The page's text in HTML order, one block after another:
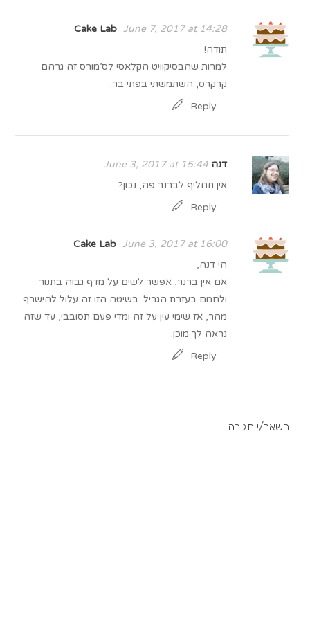
Cake Lab June 7, 2017 at 14:28
תודה!
למרות שהבסיקוויט הקלאסי לס’מורס זה גרהם
קרקרס, השתמשתי בפתי בר.
Reply
דנה June 3, 2017 at 15:44
אין תחליף לברנר פה, נכון?
Reply
Cake Lab June 3, 2017 at 16:00
הי דנה,
אם אין ברנר, אפשר לשים על מדף גבוה בתנור
ולחמם בעזרת הגריל. בשיטה הזו זה עלול להישרף
מהר, אז שימי עין על זה ומדי פעם תסובבי, עד שזה
נראה לך מוכן.
Reply
השאר/י תגובה